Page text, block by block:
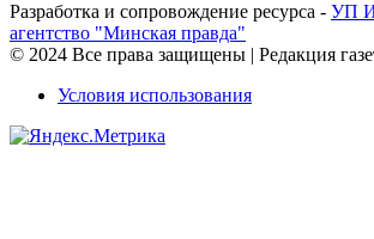
Разработка и сопровождение ресурса - УП
агентство "Минская правда"
© 2024 Все права защищены | Редакция
Условия использования